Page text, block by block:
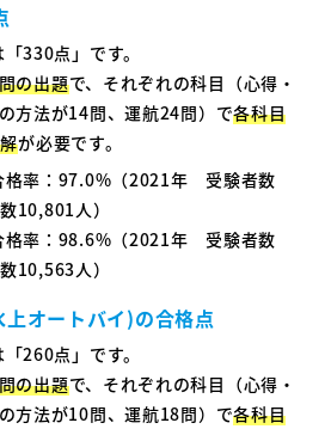
330点」です。
の出題で、それぞれの科目（心得・
方法が14問、運航24問）で各科目
が必要です。
格率：97.0%（2021年 受験者数
10,801人）
格率：98.6%（2021年 受験者数
10,563人）
オートバイ)の合格点
260点」です。
の出題で、それぞれの科目（心得・
方法が10問、運航18問）で各科目